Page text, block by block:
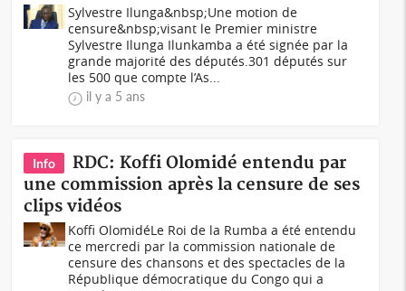
Sylvestre Ilunga&nbsp;Une motion de
censure&nbsp;visant le Premier ministre
Sylvestre Ilunga Ilunkamba a été signée par la
grande majorité des députés.301 députés sur
les 500 que compte l’As...
il y a 5 ans
Info
RDC: Koffi Olomidé entendu par
une commission après la censure de ses
clips vidéos
Koffi OlomidéLe Roi de la Rumba a été entendu
ce mercredi par la commission nationale de
censure des chansons et des spectacles de la
République démocratique du Congo qui a